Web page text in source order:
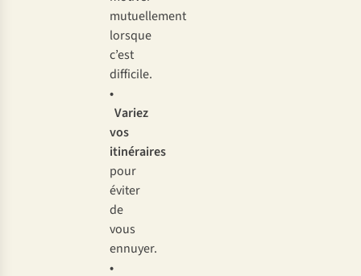
mutuellement
lorsque
c’est
difficile.
•
Variez
vos
itinéraires
pour
éviter
de
vous
ennuyer.
•